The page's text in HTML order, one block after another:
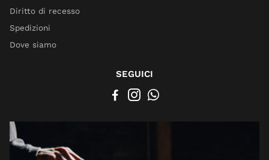
Diritto di recesso
Spedizioni
Dove siamo
SEGUICI